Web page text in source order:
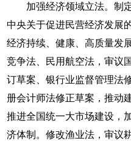
加强经济领域立法。制
中央关于促进民营经济发展
经济持续、健康、高质量发
竞争法、民用航空法，审议
订草案、银行业监督管理法
册会计师法修正草案，推动
推进全国统一大市场建设，
济体制。修改渔业法，审议